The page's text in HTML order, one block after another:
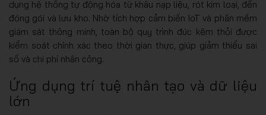
dụng hệ thống tự động hóa từ khâu nạp liệu, rót kim loại, đến
đóng gói và lưu kho. Nhờ tích hợp cảm biến IoT và phần mềm
giám sát thông minh, toàn bộ quy trình đúc kẽm thỏi được
kiểm soát chính xác theo thời gian thực, giúp giảm thiểu sai
số và chi phí nhân công.
Ứng dụng trí tuệ nhân tạo và dữ liệu
lớn